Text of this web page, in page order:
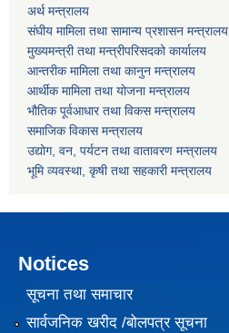
अर्थ मन्त्रालय
संघीय मामिला तथा सामान्य प्रशासन मन्त्रालय
मुख्यमन्त्री तथा मन्त्रीपरिसदको कार्यालय
आन्तरीक मामिला तथा कानुन मन्त्रालय
आर्थीक मामिला तथा योजना मन्त्रालय
भौतिक पूर्वआधार तथा विकस मन्त्रालय
समाजिक विकास मन्त्रालय
उद्योग, वन, पर्यटन तथा वातावरण मन्त्रालय
भूमि व्यवस्था, कृषी तथा सहकारी मन्त्रालय
Notices
सूचना तथा समाचार
सार्वजनिक खरीद /बोलपत्र सूचना